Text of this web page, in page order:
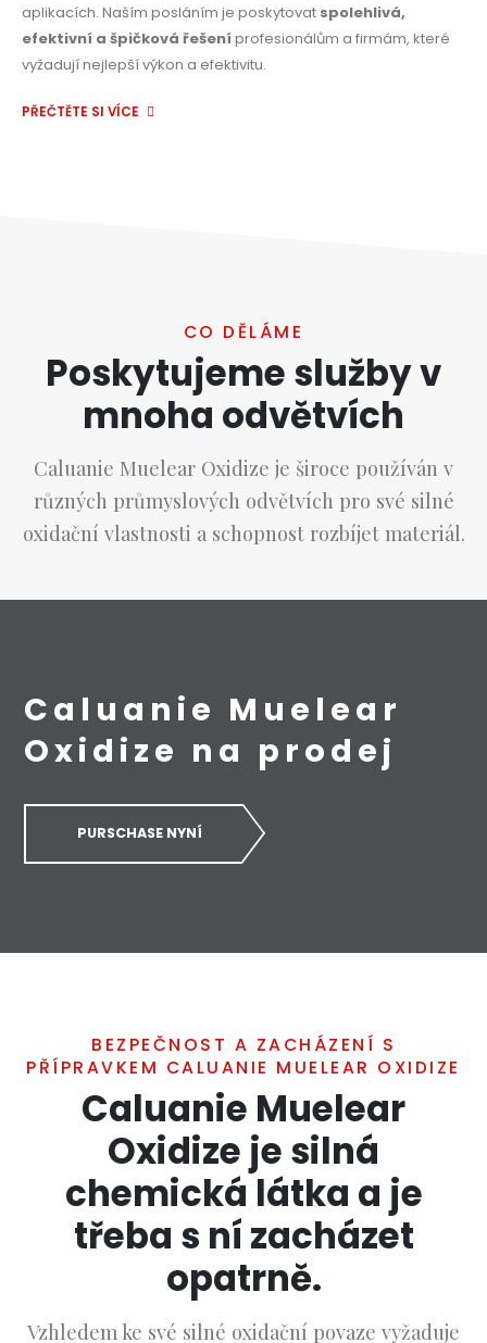
aplikacích. Naším posláním je poskytovat spolehlivá,
efektivní a špičková řešení profesionálům a firmám, které
vyžadují nejlepší výkon a efektivitu.
PŘEČTĚTE SI VÍCE
CO DĚLÁME
Poskytujeme služby v
mnoha odvětvích
Caluanie Muelear Oxidize je široce používán v
různých průmyslových odvětvích pro své silné
oxidační vlastnosti a schopnost rozbíjet materiál.
Caluanie Muelear
Oxidize na prodej
PURSCHASE NYNÍ
BEZPEČNOST A ZACHÁZENÍ S
PŘÍPRAVKEM CALUANIE MUELEAR OXIDIZE
Caluanie Muelear
Oxidize je silná
chemická látka a je
třeba s ní zacházet
opatrně.
Vzhledem ke své silné oxidační povaze vyžaduje